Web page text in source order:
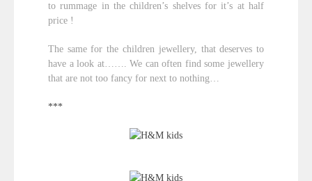
to rummage in the children’s shelves for it’s at half
price !
The same for the children jewellery, that deserves to
have a look at……. We can often find some jewellery
that are not too fancy for next to nothing…
***